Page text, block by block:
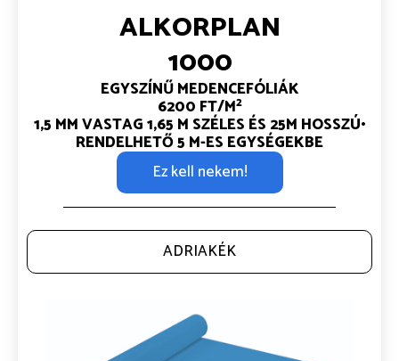
ALKORPLAN
1000
EGYSZÍNŰ MEDENCEFÓLIÁK
6200 FT/M2
1,5 MM VASTAG 1,65 M SZÉLES ÉS 25M HOSSZÚ•
RENDELHETŐ 5 M-ES EGYSÉGEKBE
Ez kell nekem!
ADRIAKÉK